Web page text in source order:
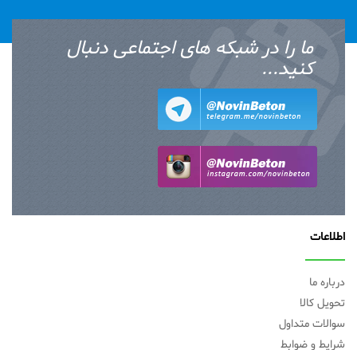
ما را در شبکه های اجتماعی دنبال
کنید...
اطلاعات
درباره ما
تحویل کالا
سوالات متداول
شرایط و ضوابط